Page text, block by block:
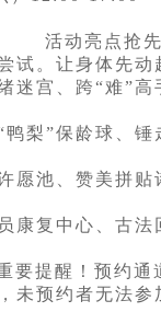
活动亮点抢
试。让身体先动
迷宫、跨“难”
梨”保龄球、
愿池、赞美拼
康复中心、古
要提醒！预约通
未预约者无法